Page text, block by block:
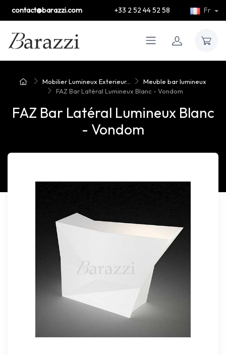
contact@barazzi.com +33 2 52 44 52 58 Fr
Mobilier Lumineux Exterieur...
Meuble bar lumineux
FAZ Bar Latéral Lumineux Blanc - Vondom
FAZ Bar Latéral Lumineux Blanc
- Vondom